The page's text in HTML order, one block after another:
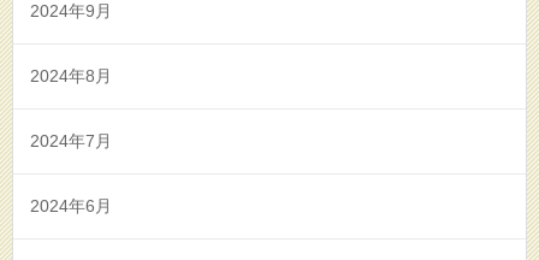
2024年9月
2024年8月
2024年7月
2024年6月